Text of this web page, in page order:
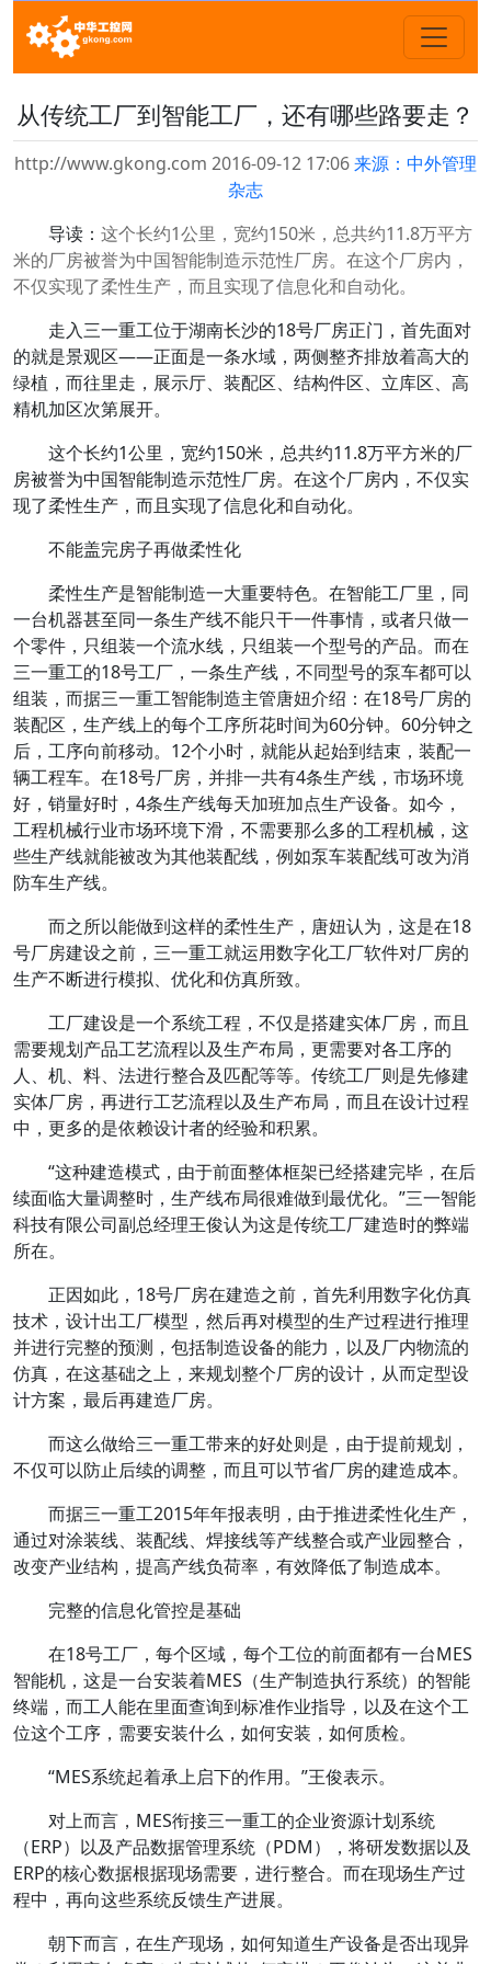
从传统工厂到智能工厂，还有哪些路要走？
http://www.gkong.com 2016-09-12 17:06来源：中外管理
杂志
导读： 这个长约1公里，宽约150米，总共约11.8万平方
米的厂房被誉为中国智能制造示范性厂房。在这个厂房内，
不仅实现了柔性生产，而且实现了信息化和自动化。
走入三一重工位于湖南长沙的18号厂房正门，首先面对
的就是景观区——正面是一条水域，两侧整齐排放着高大的
绿植，而往里走，展示厅、装配区、结构件区、立库区、高
精机加区次第展开。
这个长约1公里，宽约150米，总共约11.8万平方米的厂
房被誉为中国智能制造示范性厂房。在这个厂房内，不仅实
现了柔性生产，而且实现了信息化和自动化。
不能盖完房子再做柔性化
柔性生产是智能制造一大重要特色。在智能工厂里，同
一台机器甚至同一条生产线不能只干一件事情，或者只做一
个零件，只组装一个流水线，只组装一个型号的产品。而在
三一重工的18号工厂，一条生产线，不同型号的泵车都可以
组装，而据三一重工智能制造主管唐妞介绍：在18号厂房的
装配区，生产线上的每个工序所花时间为60分钟。60分钟之
后，工序向前移动。12个小时，就能从起始到结束，装配一
辆工程车。在18号厂房，并排一共有4条生产线，市场环境
好，销量好时，4条生产线每天加班加点生产设备。如今，
工程机械行业市场环境下滑，不需要那么多的工程机械，这
些生产线就能被改为其他装配线，例如泵车装配线可改为消
防车生产线。
而之所以能做到这样的柔性生产，唐妞认为，这是在18
号厂房建设之前，三一重工就运用数字化工厂软件对厂房的
生产不断进行模拟、优化和仿真所致。
工厂建设是一个系统工程，不仅是搭建实体厂房，而且
需要规划产品工艺流程以及生产布局，更需要对各工序的
人、机、料、法进行整合及匹配等等。传统工厂则是先修建
实体厂房，再进行工艺流程以及生产布局，而且在设计过程
中，更多的是依赖设计者的经验和积累。
“这种建造模式，由于前面整体框架已经搭建完毕，在后
续面临大量调整时，生产线布局很难做到最优化。”三一智能
科技有限公司副总经理王俊认为这是传统工厂建造时的弊端
所在。
正因如此，18号厂房在建造之前，首先利用数字化仿真
技术，设计出工厂模型，然后再对模型的生产过程进行推理
并进行完整的预测，包括制造设备的能力，以及厂内物流的
仿真，在这基础之上，来规划整个厂房的设计，从而定型设
计方案，最后再建造厂房。
而这么做给三一重工带来的好处则是，由于提前规划，
不仅可以防止后续的调整，而且可以节省厂房的建造成本。
而据三一重工2015年年报表明，由于推进柔性化生产，
通过对涂装线、装配线、焊接线等产线整合或产业园整合，
改变产业结构，提高产线负荷率，有效降低了制造成本。
完整的信息化管控是基础
在18号工厂，每个区域，每个工位的前面都有一台MES
智能机，这是一台安装着MES（生产制造执行系统）的智能
终端，而工人能在里面查询到标准作业指导，以及在这个工
位这个工序，需要安装什么，如何安装，如何质检。
“MES系统起着承上启下的作用。”王俊表示。
对上而言，MES衔接三一重工的企业资源计划系统
（ERP）以及产品数据管理系统（PDM），将研发数据以及
ERP的核心数据根据现场需要，进行整合。而在现场生产过
程中，再向这些系统反馈生产进展。
朝下而言，在生产现场，如何知道生产设备是否出现异